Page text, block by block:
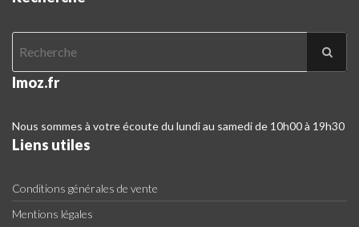
Imoz.fr
Nous sommes à votre écoute du lundi au samedi de 10h00 à 19h30
Liens utiles
Conditions générales de vente
Mentions légales